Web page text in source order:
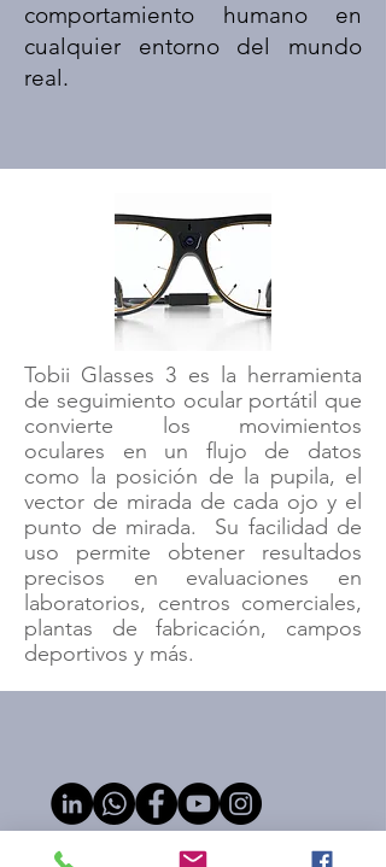
comportamiento humano en
cualquier entorno del mundo
real.
Tobii Glasses 3 es la herramienta
de seguimiento ocular portátil que
convierte los movimientos
oculares en un flujo de datos
como la posición de la pupila, el
vector de mirada de cada ojo y el
punto de mirada. Su facilidad de
uso permite obtener resultados
precisos en evaluaciones en
laboratorios, centros comerciales,
plantas de fabricación, campos
deportivos y más.